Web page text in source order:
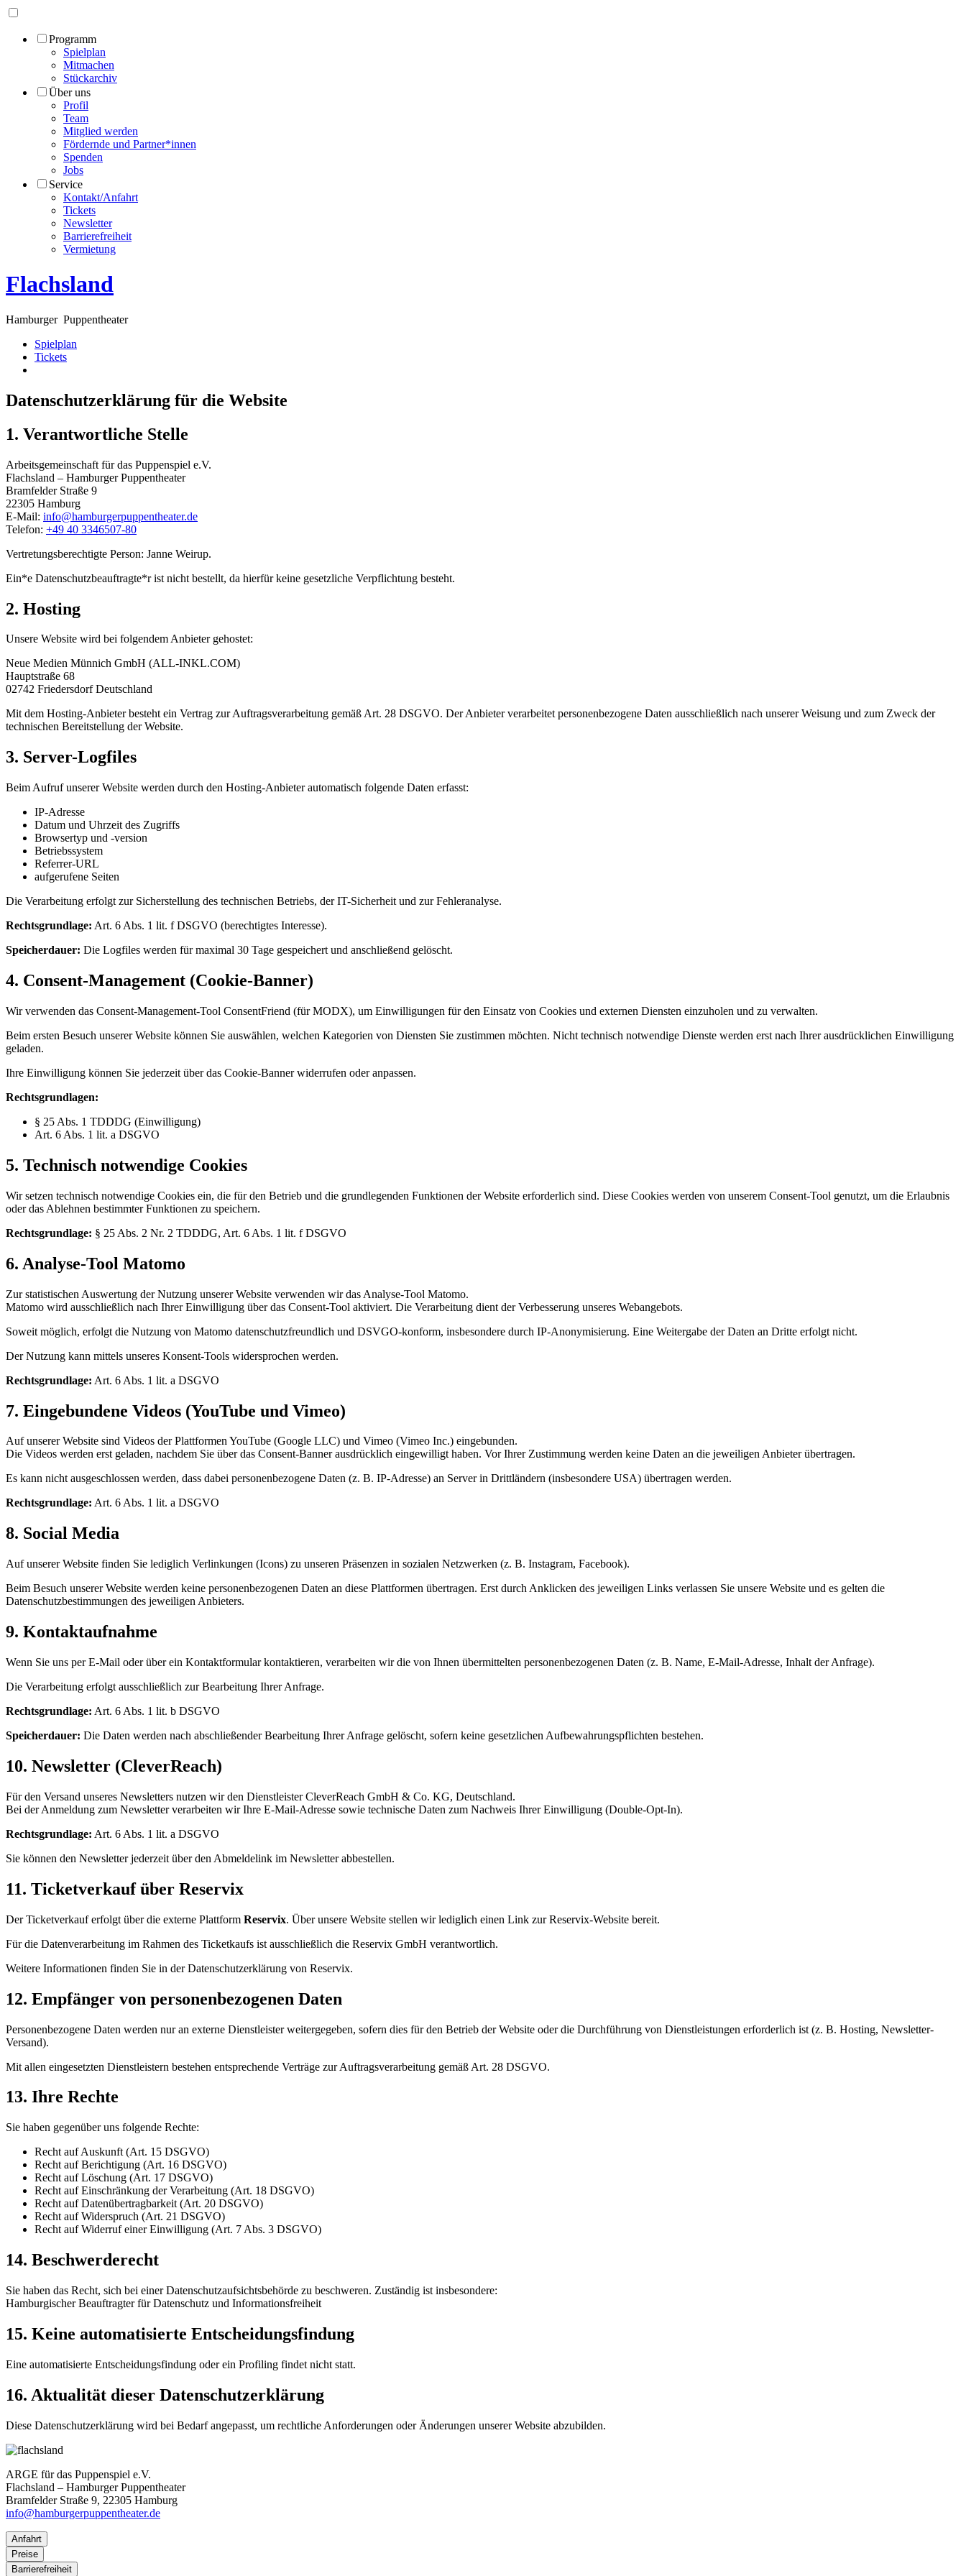
Programm
Spielplan
Mitmachen
Stückarchiv
Über uns
Profil
Team
Mitglied werden
Fördernde und Partner*innen
Spenden
Jobs
Service
Kontakt/Anfahrt
Tickets
Newsletter
Barrierefreiheit
Vermietung
Flachsland
Hamburger Puppentheater
Spielplan
Tickets
Datenschutzerklärung für die Website
1. Verantwortliche Stelle
Arbeitsgemeinschaft für das Puppenspiel e.V.
Flachsland – Hamburger Puppentheater
Bramfelder Straße 9
22305 Hamburg
E-Mail: info@hamburgerpuppentheater.de
Telefon: +49 40 3346507-80
Vertretungsberechtigte Person: Janne Weirup.
Ein*e Datenschutzbeauftragte*r ist nicht bestellt, da hierfür keine gesetzliche Verpflichtung besteht.
2. Hosting
Unsere Website wird bei folgendem Anbieter gehostet:
Neue Medien Münnich GmbH (ALL-INKL.COM)
Hauptstraße 68
02742 Friedersdorf Deutschland
Mit dem Hosting-Anbieter besteht ein Vertrag zur Auftragsverarbeitung gemäß Art. 28 DSGVO. Der Anbieter verarbeitet personenbezogene Daten ausschließlich nach unserer Weisung und zum Zweck der
technischen Bereitstellung der Website.
3. Server-Logfiles
Beim Aufruf unserer Website werden durch den Hosting-Anbieter automatisch folgende Daten erfasst:
IP-Adresse
Datum und Uhrzeit des Zugriffs
Browsertyp und -version
Betriebssystem
Referrer-URL
aufgerufene Seiten
Die Verarbeitung erfolgt zur Sicherstellung des technischen Betriebs, der IT-Sicherheit und zur Fehleranalyse.
Rechtsgrundlage: Art. 6 Abs. 1 lit. f DSGVO (berechtigtes Interesse).
Speicherdauer: Die Logfiles werden für maximal 30 Tage gespeichert und anschließend gelöscht.
4. Consent-Management (Cookie-Banner)
Wir verwenden das Consent-Management-Tool ConsentFriend (für MODX), um Einwilligungen für den Einsatz von Cookies und externen Diensten einzuholen und zu verwalten.
Beim ersten Besuch unserer Website können Sie auswählen, welchen Kategorien von Diensten Sie zustimmen möchten. Nicht technisch notwendige Dienste werden erst nach Ihrer ausdrücklichen Einwilligung
geladen.
Ihre Einwilligung können Sie jederzeit über das Cookie-Banner widerrufen oder anpassen.
Rechtsgrundlagen:
§ 25 Abs. 1 TDDDG (Einwilligung)
Art. 6 Abs. 1 lit. a DSGVO
5. Technisch notwendige Cookies
Wir setzen technisch notwendige Cookies ein, die für den Betrieb und die grundlegenden Funktionen der Website erforderlich sind. Diese Cookies werden von unserem Consent-Tool genutzt, um die Erlaubnis
oder das Ablehnen bestimmter Funktionen zu speichern.
Rechtsgrundlage: § 25 Abs. 2 Nr. 2 TDDDG, Art. 6 Abs. 1 lit. f DSGVO
6. Analyse-Tool Matomo
Zur statistischen Auswertung der Nutzung unserer Website verwenden wir das Analyse-Tool Matomo.
Matomo wird ausschließlich nach Ihrer Einwilligung über das Consent-Tool aktiviert. Die Verarbeitung dient der Verbesserung unseres Webangebots.
Soweit möglich, erfolgt die Nutzung von Matomo datenschutzfreundlich und DSVGO-konform, insbesondere durch IP-Anonymisierung. Eine Weitergabe der Daten an Dritte erfolgt nicht.
Der Nutzung kann mittels unseres Konsent-Tools widersprochen werden.
Rechtsgrundlage: Art. 6 Abs. 1 lit. a DSGVO
7. Eingebundene Videos (YouTube und Vimeo)
Auf unserer Website sind Videos der Plattformen YouTube (Google LLC) und Vimeo (Vimeo Inc.) eingebunden.
Die Videos werden erst geladen, nachdem Sie über das Consent-Banner ausdrücklich eingewilligt haben. Vor Ihrer Zustimmung werden keine Daten an die jeweiligen Anbieter übertragen.
Es kann nicht ausgeschlossen werden, dass dabei personenbezogene Daten (z. B. IP-Adresse) an Server in Drittländern (insbesondere USA) übertragen werden.
Rechtsgrundlage: Art. 6 Abs. 1 lit. a DSGVO
8. Social Media
Auf unserer Website finden Sie lediglich Verlinkungen (Icons) zu unseren Präsenzen in sozialen Netzwerken (z. B. Instagram, Facebook).
Beim Besuch unserer Website werden keine personenbezogenen Daten an diese Plattformen übertragen. Erst durch Anklicken des jeweiligen Links verlassen Sie unsere Website und es gelten die
Datenschutzbestimmungen des jeweiligen Anbieters.
9. Kontaktaufnahme
Wenn Sie uns per E-Mail oder über ein Kontaktformular kontaktieren, verarbeiten wir die von Ihnen übermittelten personenbezogenen Daten (z. B. Name, E-Mail-Adresse, Inhalt der Anfrage).
Die Verarbeitung erfolgt ausschließlich zur Bearbeitung Ihrer Anfrage.
Rechtsgrundlage: Art. 6 Abs. 1 lit. b DSGVO
Speicherdauer: Die Daten werden nach abschließender Bearbeitung Ihrer Anfrage gelöscht, sofern keine gesetzlichen Aufbewahrungspflichten bestehen.
10. Newsletter (CleverReach)
Für den Versand unseres Newsletters nutzen wir den Dienstleister CleverReach GmbH & Co. KG, Deutschland.
Bei der Anmeldung zum Newsletter verarbeiten wir Ihre E-Mail-Adresse sowie technische Daten zum Nachweis Ihrer Einwilligung (Double-Opt-In).
Rechtsgrundlage: Art. 6 Abs. 1 lit. a DSGVO
Sie können den Newsletter jederzeit über den Abmeldelink im Newsletter abbestellen.
11. Ticketverkauf über Reservix
Der Ticketverkauf erfolgt über die externe Plattform Reservix. Über unsere Website stellen wir lediglich einen Link zur Reservix-Website bereit.
Für die Datenverarbeitung im Rahmen des Ticketkaufs ist ausschließlich die Reservix GmbH verantwortlich.
Weitere Informationen finden Sie in der Datenschutzerklärung von Reservix.
12. Empfänger von personenbezogenen Daten
Personenbezogene Daten werden nur an externe Dienstleister weitergegeben, sofern dies für den Betrieb der Website oder die Durchführung von Dienstleistungen erforderlich ist (z. B. Hosting, Newsletter-
Versand).
Mit allen eingesetzten Dienstleistern bestehen entsprechende Verträge zur Auftragsverarbeitung gemäß Art. 28 DSGVO.
13. Ihre Rechte
Sie haben gegenüber uns folgende Rechte:
Recht auf Auskunft (Art. 15 DSGVO)
Recht auf Berichtigung (Art. 16 DSGVO)
Recht auf Löschung (Art. 17 DSGVO)
Recht auf Einschränkung der Verarbeitung (Art. 18 DSGVO)
Recht auf Datenübertragbarkeit (Art. 20 DSGVO)
Recht auf Widerspruch (Art. 21 DSGVO)
Recht auf Widerruf einer Einwilligung (Art. 7 Abs. 3 DSGVO)
14. Beschwerderecht
Sie haben das Recht, sich bei einer Datenschutzaufsichtsbehörde zu beschweren. Zuständig ist insbesondere:
Hamburgischer Beauftragter für Datenschutz und Informationsfreiheit
15. Keine automatisierte Entscheidungsfindung
Eine automatisierte Entscheidungsfindung oder ein Profiling findet nicht statt.
16. Aktualität dieser Datenschutzerklärung
Diese Datenschutzerklärung wird bei Bedarf angepasst, um rechtliche Anforderungen oder Änderungen unserer Website abzubilden.
ARGE für das Puppenspiel e.V.
Flachsland – Hamburger Puppentheater
Bramfelder Straße 9, 22305 Hamburg
info@hamburgerpuppentheater.de
Anfahrt
Preise
Barrierefreiheit